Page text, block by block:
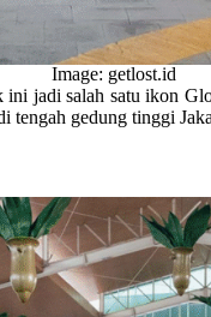
Image: getlost.id
jadi salah satu ikon
tengah gedung tinggi